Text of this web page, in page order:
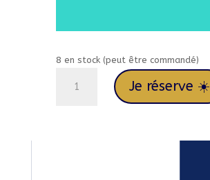
8 en stock (peut être commandé)
Je réserve ☀️